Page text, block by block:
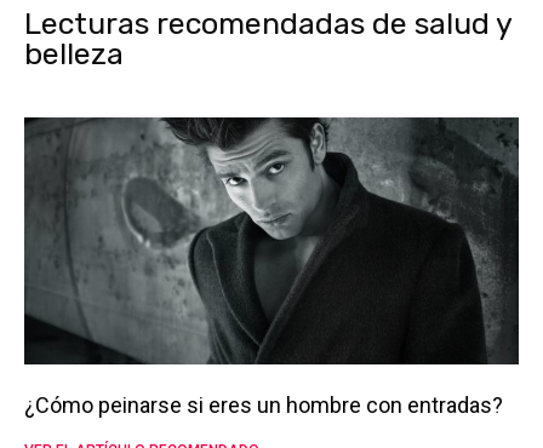
Lecturas recomendadas de salud y
belleza
¿Cómo peinarse si eres un hombre con entradas?